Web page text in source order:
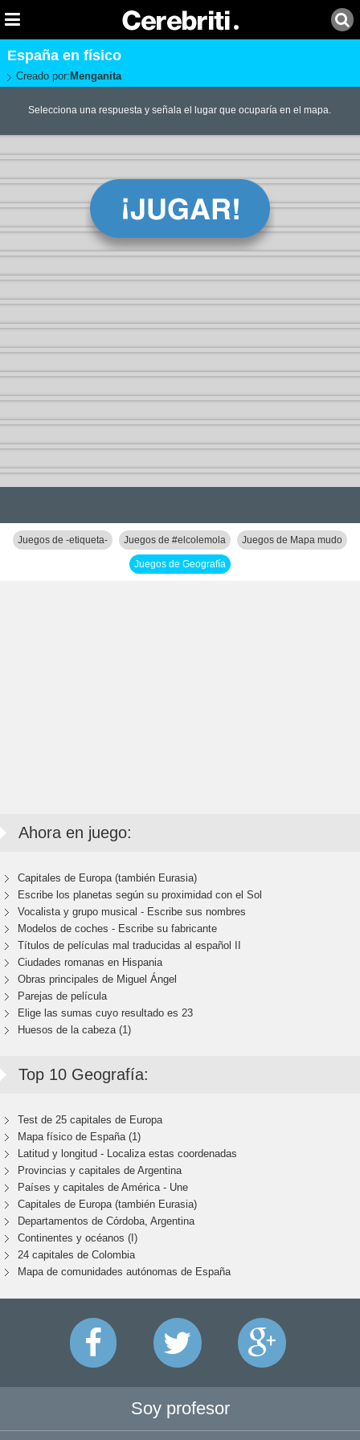
España en físico
Creado por: Menganita
Selecciona una respuesta y señala el lugar que ocuparía en el mapa.
Juegos de -etiqueta- Juegos de #elcolemola Juegos de Mapa mudo
Juegos de Geografía
Ahora en juego:
Capitales de Europa (también Eurasia)
Escribe los planetas según su proximidad con el Sol
Vocalista y grupo musical - Escribe sus nombres
Modelos de coches - Escribe su fabricante
Títulos de películas mal traducidas al español II
Ciudades romanas en Hispania
Obras principales de Miguel Ángel
Parejas de película
Elige las sumas cuyo resultado es 23
Huesos de la cabeza (1)
Top 10 Geografía:
Test de 25 capitales de Europa
Mapa físico de España (1)
Latitud y longitud - Localiza estas coordenadas
Provincias y capitales de Argentina
Países y capitales de América - Une
Capitales de Europa (también Eurasia)
Departamentos de Córdoba, Argentina
Continentes y océanos (I)
24 capitales de Colombia
Mapa de comunidades autónomas de España
Soy profesor